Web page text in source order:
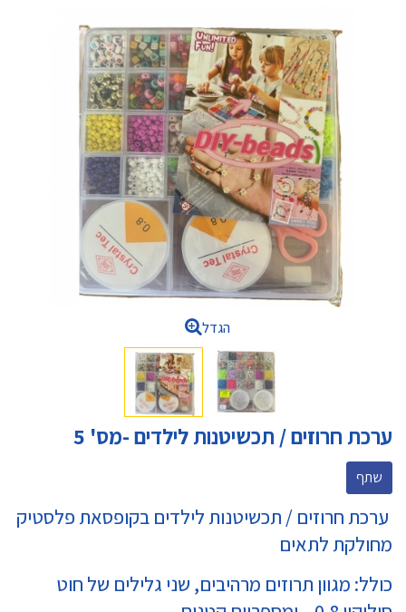
הגדל
ערכת חרוזים / תכשיטנות לילדים -מס' 5
שתף
ערכת חרוזים / תכשיטנות לילדים בקופסאת פלסטיק
מחולקת לתאים
כולל: מגוון תרוזים מרהיבים, שני גלילים של חוט